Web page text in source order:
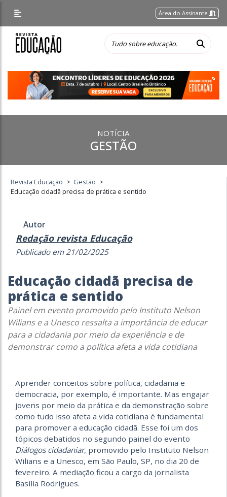
Área do Assinante
NOTÍCIA
GESTÃO
Revista Educação > Gestão >
Educação cidadã precisa de prática e sentido
Autor
Redação revista Educação
Publicado em 21/02/2025
Educação cidadã precisa de
prática e sentido
Painel em evento promovido pelo Instituto Nelson
Wilians e a Unesco ressalta a importância de educar
para a cidadania por meio da experiência e de
demonstrar como a política afeta a vida cotidiana
Aprender conceitos sobre política, cidadania e
democracia, por exemplo, é importante. Mas engajar
jovens por meio da prática e da demonstração sobre
como tudo isso afeta a vida cotidiana é fundamental
para promover a educação cidadã. Esse foi um dos
tópicos debatidos no segundo painel do evento
Diálogos cidadaniar, promovido pelo Instituto Nelson
Wilians e a Unesco, em São Paulo, SP, no dia 20 de
fevereiro. A mediação ficou a cargo da jornalista
Basília Rodrigues.